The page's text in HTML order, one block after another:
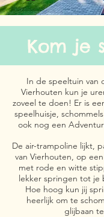
Kom je
In de speeltuin van
Vierhouten kun je
zoveel te doen! Er is
speelhuisje,
ook nog een
De air-trampoline lijkt,
van Vierhouten, op
met rode en witte
lekker springen tot je
Hoe hoog kun jij
heerlijk om te
glijbaan